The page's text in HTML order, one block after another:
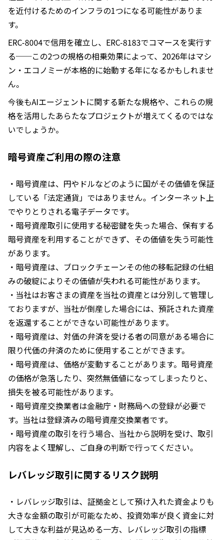
を近付けるためのインフラの1つになる可能性がありま
す。
ERC-8004で信用を確立し、ERC-8183でコマースを実行す
る──この2つの規格の相乗効果によって、2026年はマシ
ン・エコノミーが本格的に始動する年になるかもしれませ
ん。
今後もAIエージェントに関する新たな規格や、これらの規
格を活用したあらたなプロジェクトが増えてくるのではな
いでしょうか。
暗号資産ご利用の際の注意
・暗号資産は、円やドルなどのように国がその価値を保証
している「法定通貨」ではありません。インターネット上
でやりとりされる電子データです。
・暗号資産取引に使用する秘密鍵を失った場合、保有する
暗号資産を利用することができず、その価値を失う可能性
があります。
・暗号資産は、ブロックチェーンその他の移転記録の仕組
みの破綻によりその価値が失われる可能性があります。
・当社はお客さまの資産を当社の資産とは分別して管理し
ておりますが、当社が倒産した場合には、預託された資産
を返還することができない可能性があります。
・暗号資産は、対価の弁済を受ける者の同意がある場合に
限り代価の弁済のために使⽤することができます。
・暗号資産は、価格が変動することがあります。暗号資産
の価格が急落したり、突然無価値になってしまったりと、
損失を被る可能性があります。
・暗号資産交換業者は金融庁・財務局への登録が必要で
す。当社は登録済みの暗号資産交換業者です。
・暗号資産の取引を行う場合、当社から説明を受け、取引
内容をよく理解し、ご自身の判断で行ってください。
レバレッジ取引に関するリスク説明
・レバレッジ取引は、証拠金として預け入れた資金よりも
大きな金額の取引が可能なため、投資効率が良く資金に対
して大きな利益が見込める一方、レバレッジ取引の指標